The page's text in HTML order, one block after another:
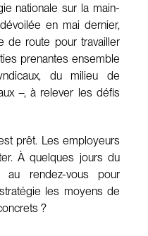
nationale sur la main-
en mai dernier,
de route pour travailler
prenantes ensemble
du milieu de
–, à relever les défis
prêt. Les employeurs
À quelques jours du
rendez-vous pour
les moyens de
?